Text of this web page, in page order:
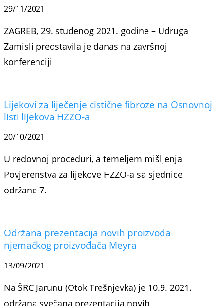
29/11/2021
ZAGREB, 29. studenog 2021. godine – Udruga
Zamisli predstavila je danas na završnoj
konferenciji
Lijekovi za liječenje cistične fibroze na Osnovnoj
listi lijekova HZZO-a
20/10/2021
U redovnoj proceduri, a temeljem mišljenja
Povjerenstva za lijekove HZZO-a sa sjednice
održane 7.
Održana prezentacija novih proizvoda
njemačkog proizvođača Meyra
13/09/2021
Na ŠRC Jarunu (Otok Trešnjevka) je 10.9. 2021.
održana svečana prezentacija novih